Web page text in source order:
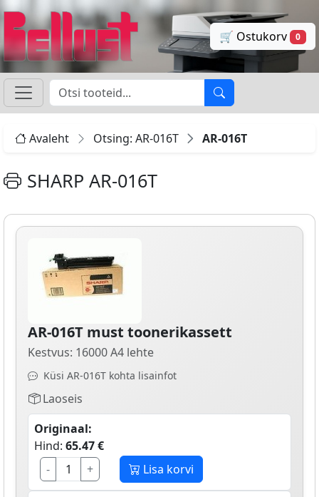
🛒 Ostukorv 0
Avaleht Otsing: AR-016T AR-016T
SHARP AR-016T
AR-016T must toonerikassett
Kestvus: 16000 A4 lehte
Küsi AR-016T kohta lisainfot
Laoseis
Originaal:
Hind: 65.47 €
-
+ Lisa korvi